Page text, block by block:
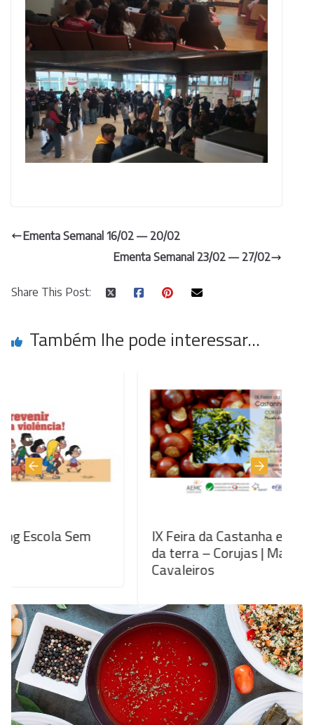
Ementa Semanal 16/02 — 20/02
Ementa Semanal 23/02 — 27/02
Share This Post:
Também lhe pode interessar...
IX Feira da Castanha e outros produtos
da terra – Corujas | Macedo de